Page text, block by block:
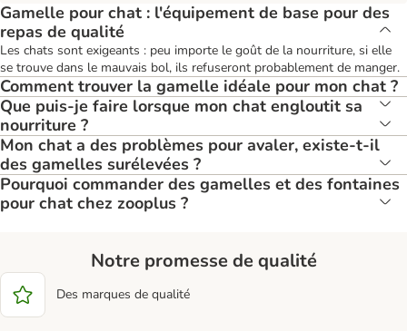
Gamelle pour chat : l'équipement de base pour des
repas de qualité
Les chats sont exigeants : peu importe le goût de la nourriture, si elle
se trouve dans le mauvais bol, ils refuseront probablement de manger.
Comment trouver la gamelle idéale pour mon chat ?
Que puis-je faire lorsque mon chat engloutit sa
nourriture ?
Mon chat a des problèmes pour avaler, existe-t-il
des gamelles surélevées ?
Pourquoi commander des gamelles et des fontaines
pour chat chez zooplus ?
Notre promesse de qualité
Des marques de qualité